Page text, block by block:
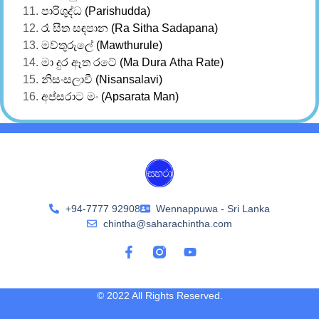
පාරිශුද්ධ (Parishudda)
රෑ සීත සඳපාන (Ra Sitha Sadapana)
මව්තුරුලේ (Mawthurule)
මා දුර ඈත රටේ (Ma Dura Atha Rate)
නිසංසලාවී (Nisansalavi)
අප්සරාට මං (Apsarata Man)
+94-7777 92908
Wennappuwa - Sri Lanka
chintha@saharachintha.com
© 2022 All Rights Reserved.